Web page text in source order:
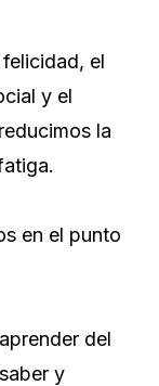
el
y el
la
en el punto
del
y